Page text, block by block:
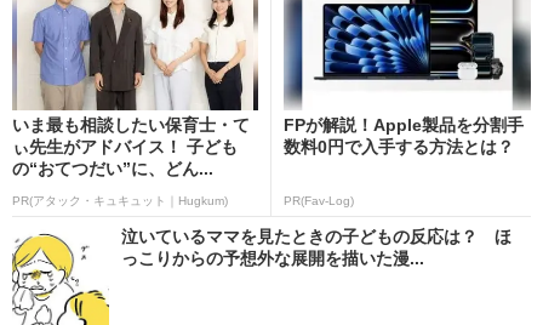
いま最も相談したい保育士・て
ぃ先生がアドバイス！ 子ども
の“おてつだい”に、どん...
PR(アタック・キュキュット｜Hugkum)
FPが解説！Apple製品を分割手
数料0円で入手する方法とは？
PR(Fav-Log)
泣いているママを見たときの子どもの反応は？ ほ
っこりからの予想外な展開を描いた漫...